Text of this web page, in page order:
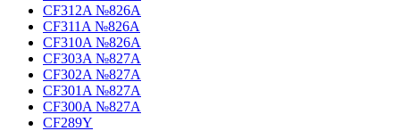
CF312A №826A
CF311A №826A
CF310A №826A
CF303A №827A
CF302A №827A
CF301A №827A
CF300A №827A
CF289Y